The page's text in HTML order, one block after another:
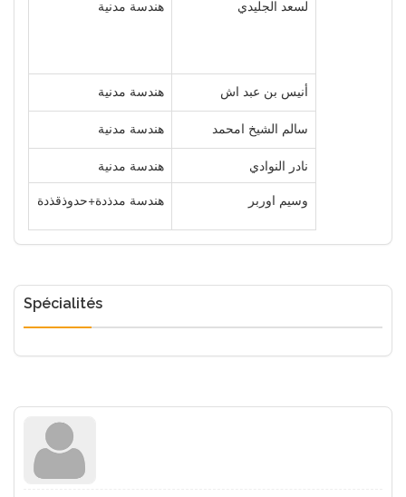
هندسة مدنية لسعد الجليدي
هندسة مدنية أنيس بن عبد اش
هندسة مدنية سالم الشيخ امحمد
هندسة مدنية
نادر النوادي
هندسة مدذدة+حدوذقذدة
وسيم اوربر
Spécialités